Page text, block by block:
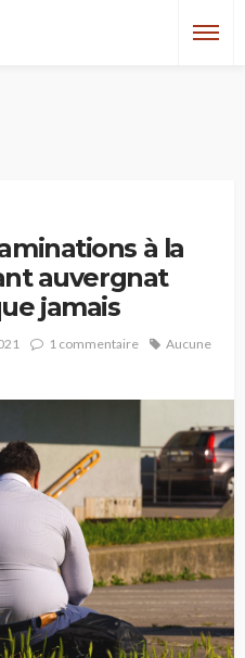
à la
auvergnat
jamais
1 commentaire
Aucune